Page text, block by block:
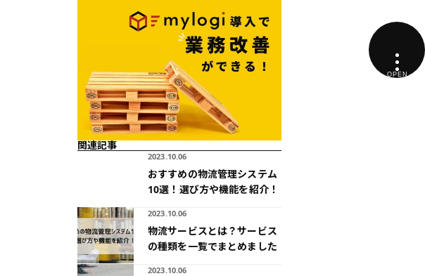
関連記事
2023.10.06
おすすめの物流管理システム
10選！選び方や機能を紹介！
2023.10.06
物流サービスとは？サービス
の種類を一覧でまとめました
2023.10.06